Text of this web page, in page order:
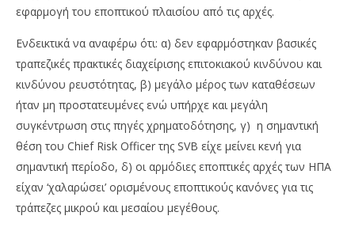
εφαρμογή του εποπτικού πλαισίου από τις αρχές.
Ενδεικτικά να αναφέρω ότι: α) δεν εφαρμόστηκαν βασικές
τραπεζικές πρακτικές διαχείρισης επιτοκιακού κινδύνου και
κινδύνου ρευστότητας, β) μεγάλο μέρος των καταθέσεων
ήταν μη προστατευμένες ενώ υπήρχε και μεγάλη
συγκέντρωση στις πηγές χρηματοδότησης, γ) η σημαντική
θέση του Chief Risk Officer της SVB είχε μείνει κενή για
σημαντική περίοδο, δ) οι αρμόδιες εποπτικές αρχές των ΗΠΑ
είχαν ‘χαλαρώσει’ ορισμένους εποπτικούς κανόνες για τις
τράπεζες μικρού και μεσαίου μεγέθους.